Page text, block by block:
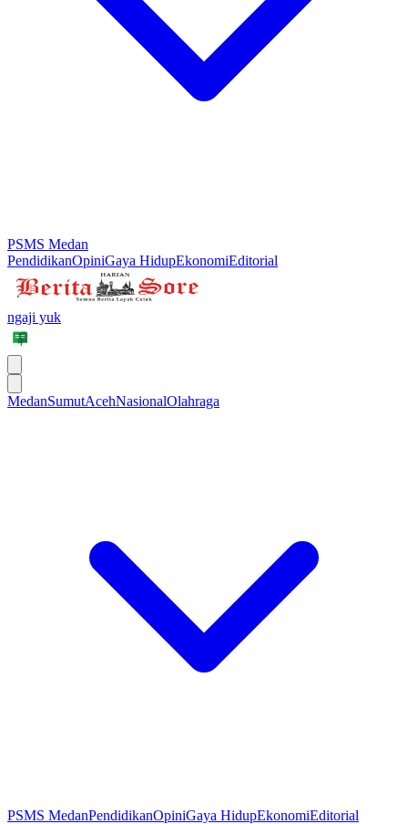
PSMS Medan
PendidikanOpiniGaya HidupEkonomiEditorial
ngaji yuk
MedanSumutAcehNasionalOlahraga
PSMS MedanPendidikanOpiniGaya HidupEkonomiEditorial